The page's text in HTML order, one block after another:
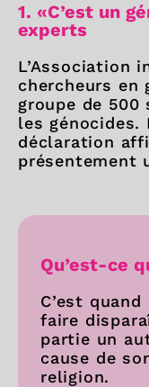
1. «C’est un
experts
L’Association
chercheurs en
groupe de
les génocides.
déclaration
présentement
Qu’est-ce
C’est
faire
partie un
cause de
religion.